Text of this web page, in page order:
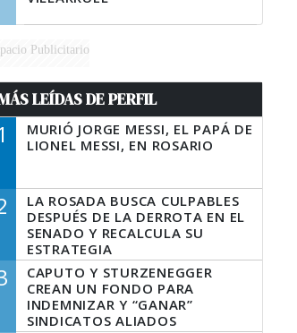
Publicitario
LEÍDAS DE PERFIL
MURIÓ JORGE MESSI, EL PAPÁ DE
LIONEL MESSI, EN ROSARIO
LA ROSADA BUSCA CULPABLES
DESPUÉS DE LA DERROTA EN EL
SENADO Y RECALCULA SU
ESTRATEGIA
CAPUTO Y STURZENEGGER
CREAN UN FONDO PARA
INDEMNIZAR Y “GANAR”
SINDICATOS ALIADOS